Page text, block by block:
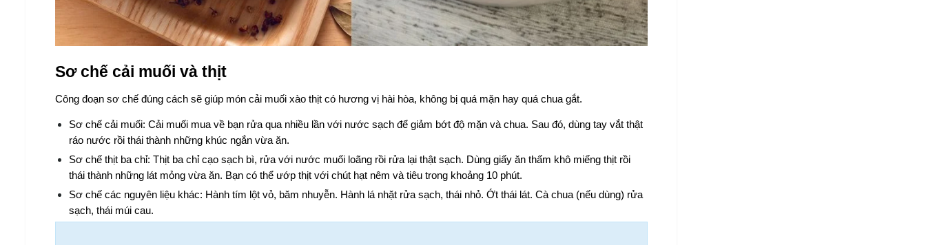
Sơ chế cải muối và thịt
Công đoạn sơ chế đúng cách sẽ giúp món cải muối xào thịt có hương vị hài hòa, không bị quá mặn hay quá chua gắt.
Sơ chế cải muối: Cải muối mua về bạn rửa qua nhiều lần với nước sạch để giảm bớt độ mặn và chua. Sau đó, dùng tay vắt thật
ráo nước rồi thái thành những khúc ngắn vừa ăn.
Sơ chế thịt ba chỉ: Thịt ba chỉ cạo sạch bì, rửa với nước muối loãng rồi rửa lại thật sạch. Dùng giấy ăn thấm khô miếng thịt rồi
thái thành những lát mỏng vừa ăn. Bạn có thể ướp thịt với chút hạt nêm và tiêu trong khoảng 10 phút.
Sơ chế các nguyên liệu khác: Hành tím lột vỏ, băm nhuyễn. Hành lá nhặt rửa sạch, thái nhỏ. Ớt thái lát. Cà chua (nếu dùng) rửa
sạch, thái múi cau.